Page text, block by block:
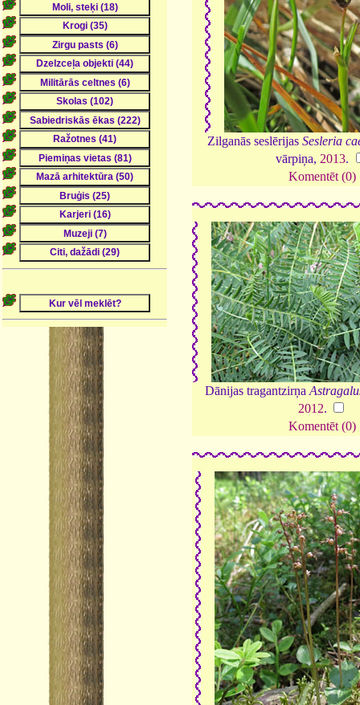
Zilganās seslērijasSesleria
vārpiņa, 2013.
Komentēt (0)
Dānijas tragantzirņa
2012.
Komentēt (0)